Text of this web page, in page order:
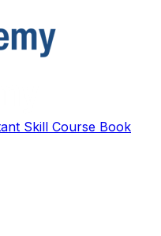
Skill Course Book